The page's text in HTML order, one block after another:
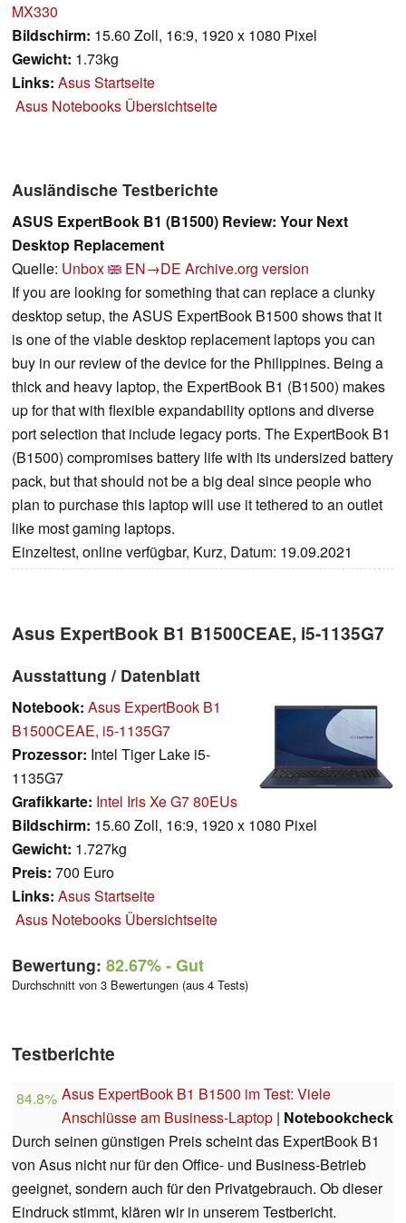
MX330
Bildschirm: 15.60 Zoll, 16:9, 1920 x 1080 Pixel
Gewicht: 1.73kg
Links: Asus Startseite
Asus Notebooks Übersichtseite
Ausländische Testberichte
ASUS ExpertBook B1 (B1500) Review: Your Next
Desktop Replacement
Quelle: Unbox EN→DE Archive.org version
If you are looking for something that can replace a clunky
desktop setup, the ASUS ExpertBook B1500 shows that it
is one of the viable desktop replacement laptops you can
buy in our review of the device for the Philippines. Being a
thick and heavy laptop, the ExpertBook B1 (B1500) makes
up for that with flexible expandability options and diverse
port selection that include legacy ports. The ExpertBook B1
(B1500) compromises battery life with its undersized battery
pack, but that should not be a big deal since people who
plan to purchase this laptop will use it tethered to an outlet
like most gaming laptops.
Einzeltest, online verfügbar, Kurz, Datum: 19.09.2021
Asus ExpertBook B1 B1500CEAE, i5-1135G7
Ausstattung / Datenblatt
Notebook: Asus ExpertBook B1
B1500CEAE, i5-1135G7
Prozessor: Intel Tiger Lake i5-
1135G7
Grafikkarte: Intel Iris Xe G7 80EUs
Bildschirm: 15.60 Zoll, 16:9, 1920 x 1080 Pixel
Gewicht: 1.727kg
Preis: 700 Euro
Links: Asus Startseite
Asus Notebooks Übersichtseite
Bewertung: 82.67%- Gut
Durchschnitt von 3 Bewertungen (aus 4 Tests)
Testberichte
84.8% Asus ExpertBook B1 B1500 im Test: Viele
Anschlüsse am Business-Laptop | Notebookcheck
Durch seinen günstigen Preis scheint das ExpertBook B1
von Asus nicht nur für den Office- und Business-Betrieb
geeignet, sondern auch für den Privatgebrauch. Ob dieser
Eindruck stimmt, klären wir in unserem Testbericht.